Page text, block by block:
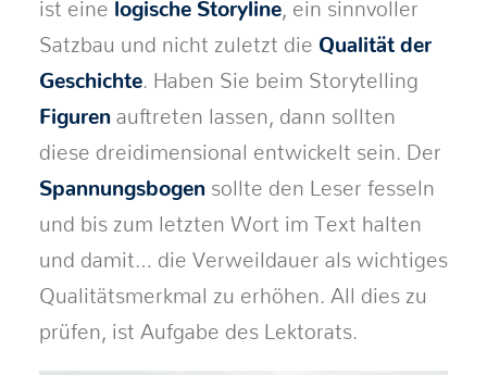
ist eine logische Storyline, ein sinnvoller
Satzbau und nicht zuletzt die Qualität der
Geschichte. Haben Sie beim Storytelling
Figuren auftreten lassen, dann sollten
diese dreidimensional entwickelt sein. Der
Spannungsbogen sollte den Leser fesseln
und bis zum letzten Wort im Text halten
und damit… die Verweildauer als wichtiges
Qualitätsmerkmal zu erhöhen. All dies zu
prüfen, ist Aufgabe des Lektorats.